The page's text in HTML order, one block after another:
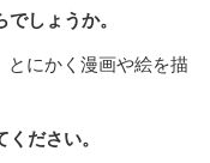
しょうか。
とにかく漫画や絵を描
ださい。